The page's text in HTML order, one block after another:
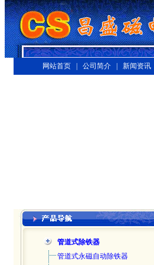
网站首页 | 公司简介 | 新闻资讯 |
管道式除铁器
管道式永磁自动除铁器